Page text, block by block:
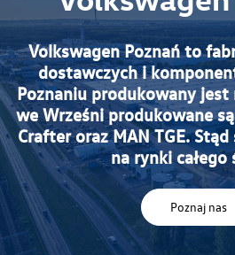
Volkswagen Poznań to
dostawczych i
Poznaniu produkowany jest
we Wrześni produkowane
Crafter oraz MAN TGE.
na rynki całego
Poznaj nas